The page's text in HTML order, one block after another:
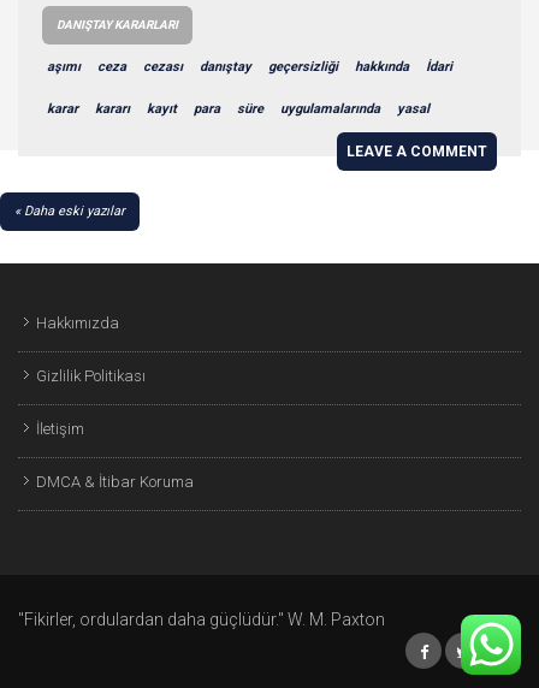
DANIŞTAY KARARLARI
aşımı ceza cezası danıştay geçersizliği hakkında İdari
karar kararı kayıt para süre uygulamalarında yasal
LEAVE A COMMENT
YAZI
Daha eski yazılar
Hakkımızda
Gizlilik Politikası
İletişim
DMCA & İtibar Koruma
"Fikirler, ordulardan daha güçlüdür." W. M. Paxton